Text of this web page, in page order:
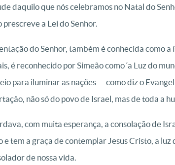
daquilo que nós celebramos no Natal do
prescreve a Lei do Senhor.
do Senhor, também é conhecida como a
é reconhecido por Simeão como ‘a Luz do
para iluminar as nações — como diz o
não só do povo de Israel, mas de toda a
com muita esperança, a consolação de
tem a graça de contemplar Jesus Cristo, a luz
de nossa vida.